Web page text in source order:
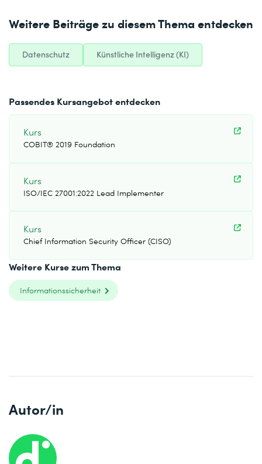
Weitere Beiträge zu diesem Thema entdecken
Datenschutz Künstliche Intelligenz (KI)
Passendes Kursangebot entdecken
Kurs
COBIT® 2019 Foundation
Kurs
ISO/IEC 27001:2022 Lead Implementer
Kurs
Chief Information Security Officer (CISO)
Weitere Kurse zum Thema
Informationssicherheit
Autor/in